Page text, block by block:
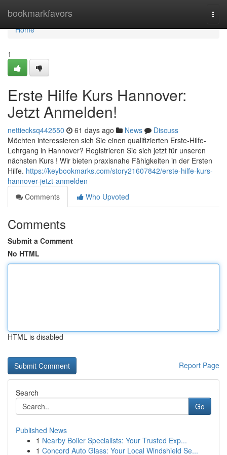
bookmarkfavors
Home
Home
1
Erste Hilfe Kurs Hannover:
Jetzt Anmelden!
nettiecksq442550 61 days ago News
Discuss
Möchten interessieren sich Sie einen qualifizierten Erste-Hilfe-
Lehrgang in Hannover? Registrieren Sie sich jetzt für unseren
nächsten Kurs ! Wir bieten praxisnahe Fähigkeiten in der Ersten
Hilfe. https://keybookmarks.com/story21607842/erste-hilfe-kurs-
hannover-jetzt-anmelden
Comments
Who Upvoted
Comments
Submit a Comment
No HTML
HTML is disabled
Report Page
Search
Go
Published News
1 Nearby Boiler Specialists: Your Trusted Exp...
1 Concord Auto Glass: Your Local Windshield Se...